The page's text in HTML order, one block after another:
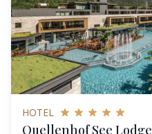
HOTEL
Quellenhof See Lodge